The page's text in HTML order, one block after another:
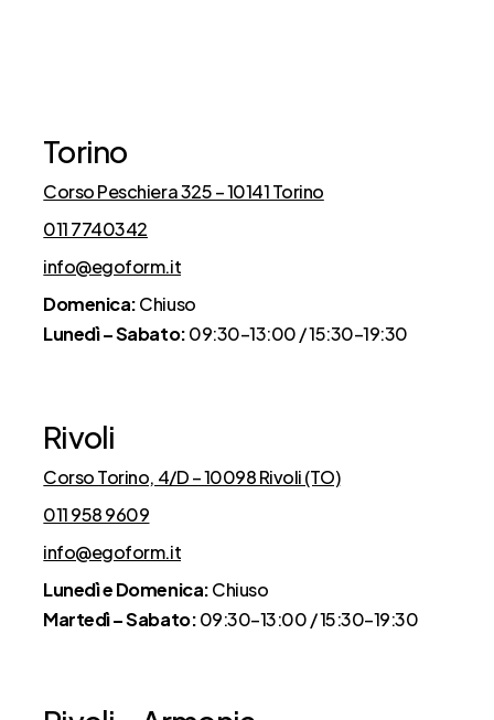
Torino
Corso Peschiera 325 – 10141 Torino
011 7740342
info@egoform.it
Domenica:Chiuso
Lunedì – Sabato:09:30–13:00 / 15:30–19:30
Rivoli
Corso Torino, 4/D – 10098 Rivoli (TO)
011 958 9609
info@egoform.it
Lunedì e Domenica:Chiuso
Martedì – Sabato:09:30–13:00 / 15:30–19:30